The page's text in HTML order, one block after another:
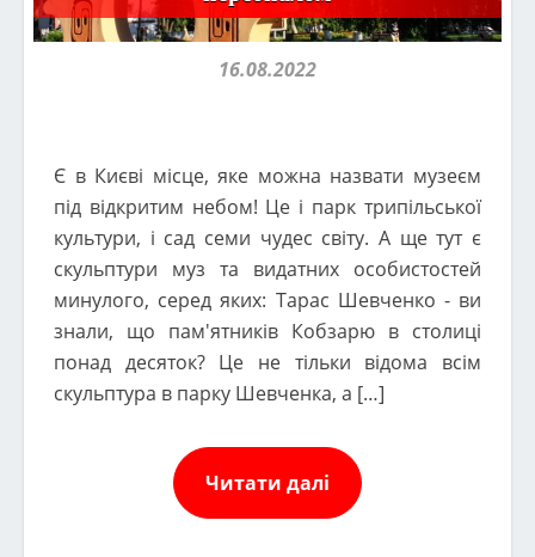
16.08.2022
Є в Києві місце, яке можна назвати музеєм
під відкритим небом! Це і парк трипільської
культури, і сад семи чудес світу. А ще тут є
скульптури муз та видатних особистостей
минулого, серед яких: Тарас Шевченко - ви
знали, що пам'ятників Кобзарю в столиці
понад десяток? Це не тільки відома всім
скульптура в парку Шевченка, а […]
Читати далі